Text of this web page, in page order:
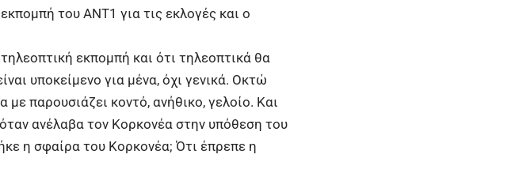
του ΑΝΤ1 για τις εκλογές και ο
εκπομπή και ότι τηλεοπτικά θα
υποκείμενο για μένα, όχι γενικά. Οκτώ
παρουσιάζει κοντό, ανήθικο, γελοίο. Και
ανέλαβα τον Κορκονέα στην υπόθεση του
η σφαίρα του Κορκονέα; Ότι έπρεπε η